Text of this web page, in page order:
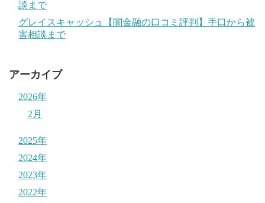
談まで
グレイスキャッシュ【闇金融の口コミ評判】手口から被
害相談まで
アーカイブ
2026年
2月
2025年
2024年
2023年
2022年